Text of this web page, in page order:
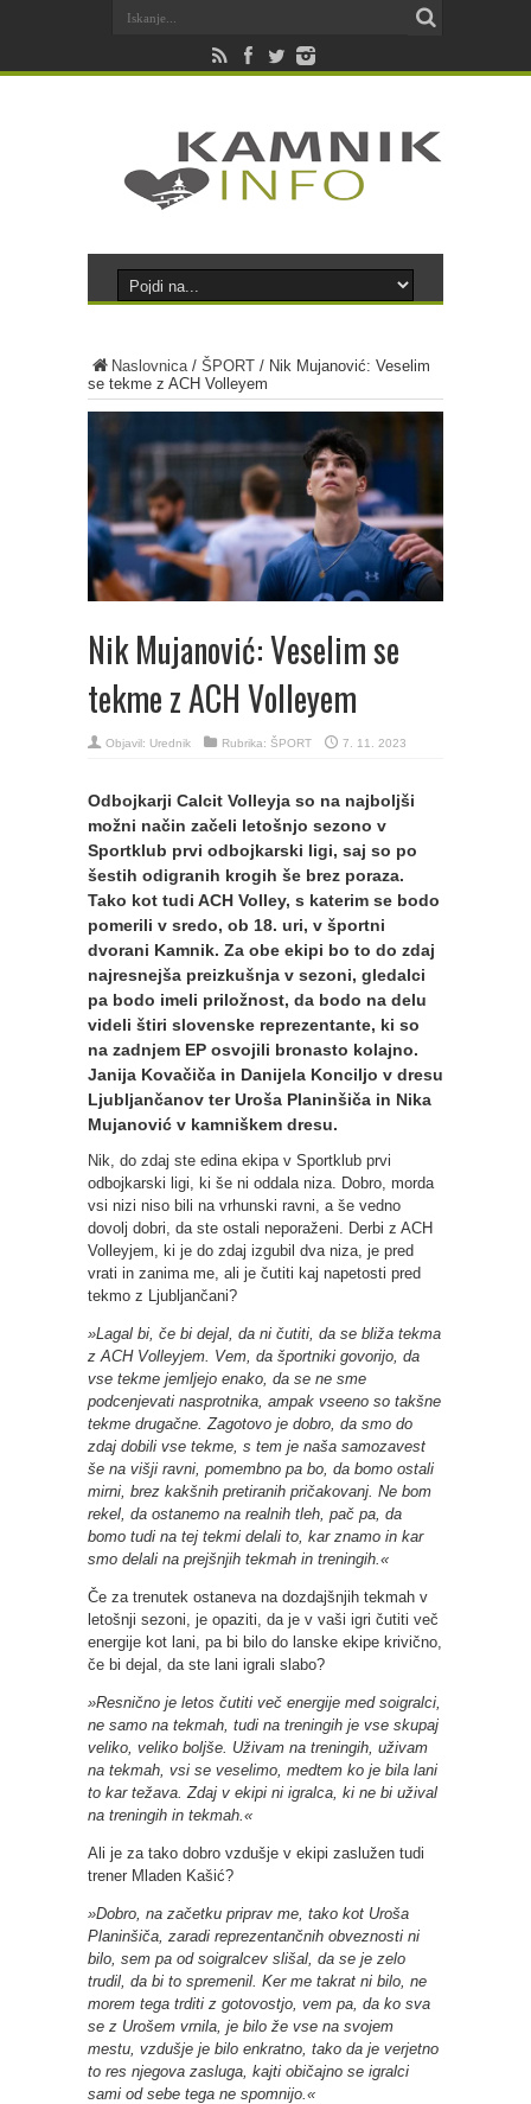
Naslovnica/ ŠPORT / Nik Mujanović: Veselim
se tekme z ACH Volleyem
Nik Mujanović: Veselim se
tekme z ACH Volleyem
Objavil: Urednik Rubrika: ŠPORT 7. 11. 2023
Odbojkarji Calcit Volleyja so na najboljši
možni način začeli letošnjo sezono v
Sportklub prvi odbojkarski ligi, saj so po
šestih odigranih krogih še brez poraza.
Tako kot tudi ACH Volley, s katerim se bodo
pomerili v sredo, ob 18. uri, v športni
dvorani Kamnik. Za obe ekipi bo to do zdaj
najresnejša preizkušnja v sezoni, gledalci
pa bodo imeli priložnost, da bodo na delu
videli štiri slovenske reprezentante, ki so
na zadnjem EP osvojili bronasto kolajno.
Janija Kovačiča in Danijela Konciljo v dresu
Ljubljančanov ter Uroša Planinšiča in Nika
Mujanović v kamniškem dresu.
Nik, do zdaj ste edina ekipa v Sportklub prvi
odbojkarski ligi, ki še ni oddala niza. Dobro, morda
vsi nizi niso bili na vrhunski ravni, a še vedno
dovolj dobri, da ste ostali neporaženi. Derbi z ACH
Volleyjem, ki je do zdaj izgubil dva niza, je pred
vrati in zanima me, ali je čutiti kaj napetosti pred
tekmo z Ljubljančani?
»Lagal bi, če bi dejal, da ni čutiti, da se bliža tekma
z ACH Volleyjem. Vem, da športniki govorijo, da
vse tekme jemljejo enako, da se ne sme
podcenjevati nasprotnika, ampak vseeno so takšne
tekme drugačne. Zagotovo je dobro, da smo do
zdaj dobili vse tekme, s tem je naša samozavest
še na višji ravni, pomembno pa bo, da bomo ostali
mirni, brez kakšnih pretiranih pričakovanj. Ne bom
rekel, da ostanemo na realnih tleh, pač pa, da
bomo tudi na tej tekmi delali to, kar znamo in kar
smo delali na prejšnjih tekmah in treningih.«
Če za trenutek ostaneva na dozdajšnjih tekmah v
letošnji sezoni, je opaziti, da je v vaši igri čutiti več
energije kot lani, pa bi bilo do lanske ekipe krivično,
če bi dejal, da ste lani igrali slabo?
»Resnično je letos čutiti več energije med soigralci,
ne samo na tekmah, tudi na treningih je vse skupaj
veliko, veliko boljše. Uživam na treningih, uživam
na tekmah, vsi se veselimo, medtem ko je bila lani
to kar težava. Zdaj v ekipi ni igralca, ki ne bi užival
na treningih in tekmah.«
Ali je za tako dobro vzdušje v ekipi zaslužen tudi
trener Mladen Kašić?
»Dobro, na začetku priprav me, tako kot Uroša
Planinšiča, zaradi reprezentančnih obveznosti ni
bilo, sem pa od soigralcev slišal, da se je zelo
trudil, da bi to spremenil. Ker me takrat ni bilo, ne
morem tega trditi z gotovostjo, vem pa, da ko sva
se z Urošem vrnila, je bilo že vse na svojem
mestu, vzdušje je bilo enkratno, tako da je verjetno
to res njegova zasluga, kajti običajno se igralci
sami od sebe tega ne spomnijo.«